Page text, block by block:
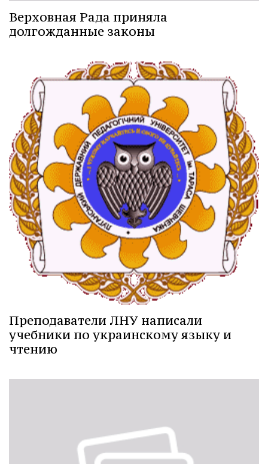
Верховная Рада приняла
долгожданные законы
Преподаватели ЛНУ написали
учебники по украинскому языку и
чтению